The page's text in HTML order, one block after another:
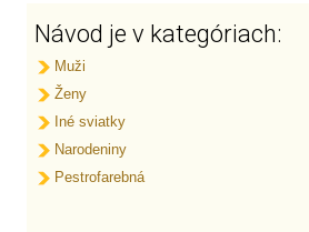
Návod je v kategóriach:
Muži
Ženy
Iné sviatky
Narodeniny
Pestrofarebná